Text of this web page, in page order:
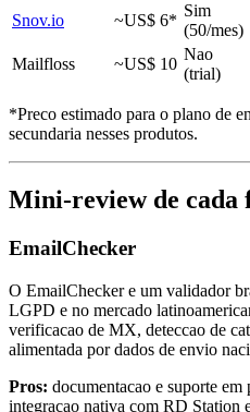
Snov.io ~US$ 6*
Sim
(50/mes)
Mailfloss ~US$ 10
Nao
(trial)
*Preco estimado para o plano de
secundaria nesses produtos.
Mini-review de cada
EmailChecker
O EmailChecker e um validador
LGPD e no mercado
verificacao de MX, deteccao de
alimentada por dados de envio
Pros: documentacao e suporte
integracao nativa com RD Station